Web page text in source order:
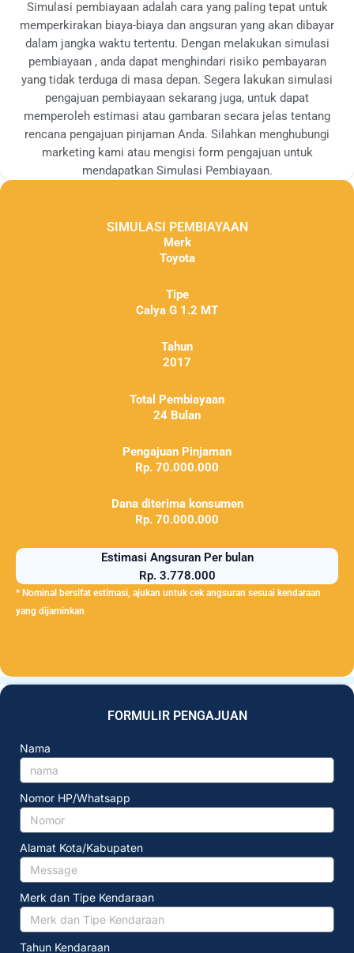
Simulasi pembiayaan adalah cara yang paling tepat untuk
memperkirakan biaya-biaya dan angsuran yang akan dibayar
dalam jangka waktu tertentu. Dengan melakukan simulasi
pembiayaan , anda dapat menghindari risiko pembayaran
yang tidak terduga di masa depan. Segera lakukan simulasi
pengajuan pembiayaan sekarang juga, untuk dapat
memperoleh estimasi atau gambaran secara jelas tentang
rencana pengajuan pinjaman Anda. Silahkan menghubungi
marketing kami atau mengisi form pengajuan untuk
mendapatkan Simulasi Pembiayaan.
SIMULASI PEMBIAYAAN
Merk
Toyota
Tipe
Calya G 1.2 MT
Tahun
2017
Total Pembiayaan
24 Bulan
Pengajuan Pinjaman
Rp. 70.000.000
Dana diterima konsumen
Rp. 70.000.000
Estimasi Angsuran Per bulan
Rp. 3.778.000
* Nominal bersifat estimasi, ajukan untuk cek angsuran sesuai kendaraan
yang dijaminkan
FORMULIR PENGAJUAN
Nama
Nomor HP/Whatsapp
Alamat Kota/Kabupaten
Merk dan Tipe Kendaraan
Tahun Kendaraan